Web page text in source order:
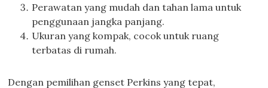
Perawatan yang mudah dan tahan lama untuk
penggunaan jangka panjang.
Ukuran yang kompak, cocok untuk ruang
terbatas di rumah.
Dengan pemilihan genset Perkins yang tepat,